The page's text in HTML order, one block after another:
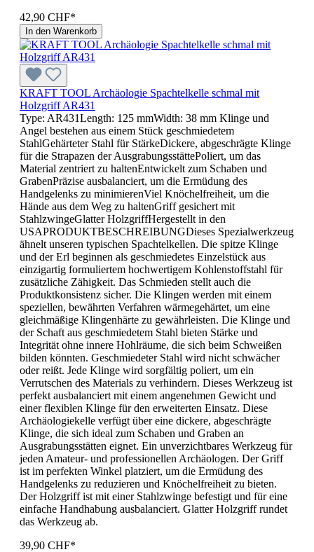
42,90 CHF*
In den Warenkorb
KRAFT TOOL Archäologie Spachtelkelle schmal mit
Holzgriff AR431
Type: AR431Length: 125 mmWidth: 38 mm Klinge und
Angel bestehen aus einem Stück geschmiedetem
StahlGehärteter Stahl für StärkeDickere, abgeschrägte Klinge
für die Strapazen der AusgrabungsstättePoliert, um das
Material zentriert zu haltenEntwickelt zum Schaben und
GrabenPräzise ausbalanciert, um die Ermüdung des
Handgelenks zu minimierenViel Knöchelfreiheit, um die
Hände aus dem Weg zu haltenGriff gesichert mit
StahlzwingeGlatter HolzgriffHergestellt in den
USAPRODUKTBESCHREIBUNGDieses Spezialwerkzeug
ähnelt unseren typischen Spachtelkellen. Die spitze Klinge
und der Erl beginnen als geschmiedetes Einzelstück aus
einzigartig formuliertem hochwertigem Kohlenstoffstahl für
zusätzliche Zähigkeit. Das Schmieden stellt auch die
Produktkonsistenz sicher. Die Klingen werden mit einem
speziellen, bewährten Verfahren wärmegehärtet, um eine
gleichmäßige Klingenhärte zu gewährleisten. Die Klinge und
der Schaft aus geschmiedetem Stahl bieten Stärke und
Integrität ohne innere Hohlräume, die sich beim Schweißen
bilden könnten. Geschmiedeter Stahl wird nicht schwächer
oder reißt. Jede Klinge wird sorgfältig poliert, um ein
Verrutschen des Materials zu verhindern. Dieses Werkzeug ist
perfekt ausbalanciert mit einem angenehmen Gewicht und
einer flexiblen Klinge für den erweiterten Einsatz. Diese
Archäologiekelle verfügt über eine dickere, abgeschrägte
Klinge, die sich ideal zum Schaben und Graben an
Ausgrabungsstätten eignet. Ein unverzichtbares Werkzeug für
jeden Amateur- und professionellen Archäologen. Der Griff
ist im perfekten Winkel platziert, um die Ermüdung des
Handgelenks zu reduzieren und Knöchelfreiheit zu bieten.
Der Holzgriff ist mit einer Stahlzwinge befestigt und für eine
einfache Handhabung ausbalanciert. Glatter Holzgriff rundet
das Werkzeug ab.
39,90 CHF*